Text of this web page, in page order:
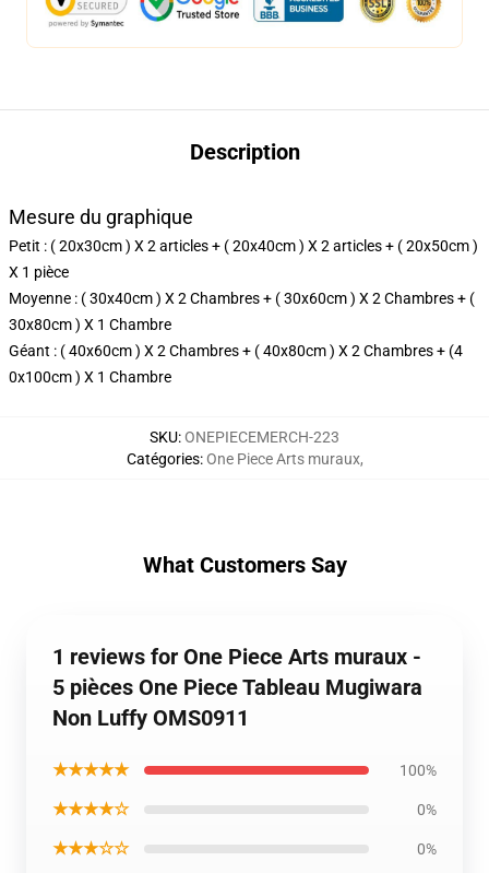
Description
Mesure du graphique
Petit : ( 20x30cm ) X 2 articles + ( 20x40cm ) X 2 articles + ( 20x50cm )
X 1 pièce
Moyenne : ( 30x40cm ) X 2 Chambres + ( 30x60cm ) X 2 Chambres + (
30x80cm ) X 1 Chambre
Géant : ( 40x60cm ) X 2 Chambres + ( 40x80cm ) X 2 Chambres + (4
0x100cm ) X 1 Chambre
SKU:ONEPIECEMERCH-223
Catégories:One Piece Arts muraux,
What Customers Say
1 reviews for One Piece Arts muraux -
5 pièces One Piece Tableau Mugiwara
Non Luffy OMS0911
★★★★★ 100%
★★★★☆ 0%
★★★☆☆ 0%